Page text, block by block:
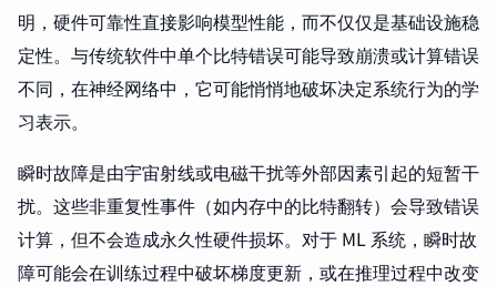
明，硬件可靠性直接影响模型性能，而不仅仅是基础设施稳
定性。与传统软件中单个比特错误可能导致崩溃或计算错误
不同，在神经网络中，它可能悄悄地破坏决定系统行为的学
习表示。
瞬时故障是由宇宙射线或电磁干扰等外部因素引起的短暂干
扰。这些非重复性事件（如内存中的比特翻转）会导致错误
计算，但不会造成永久性硬件损坏。对于 ML 系统，瞬时故
障可能会在训练过程中破坏梯度更新，或在推理过程中改变